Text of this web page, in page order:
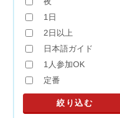
1日
2日以上
日本語ガイド
1人参加OK
定番